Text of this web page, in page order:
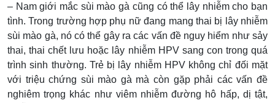
– Nam giới mắc sùi mào gà cũng có thể lây nhiễm cho bạn
tình. Trong trường hợp phụ nữ đang mang thai bị lây nhiễm
sùi mào gà, nó có thể gây ra các vấn đề nguy hiểm như sảy
thai, thai chết lưu hoặc lây nhiễm HPV sang con trong quá
trình sinh thường. Trẻ bị lây nhiễm HPV không chỉ đối mặt
với triệu chứng sùi mào gà mà còn gặp phải các vấn đề
nghiêm trọng khác như viêm nhiễm đường hô hấp, dị tật,